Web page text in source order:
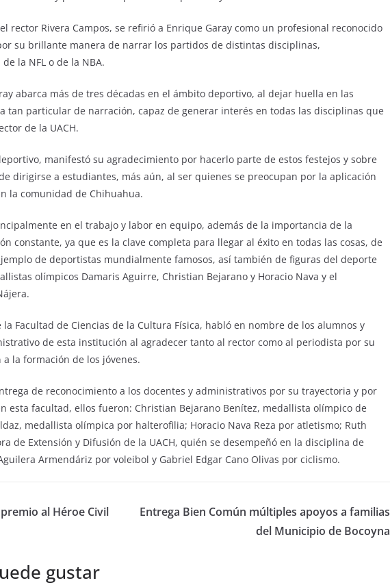
rector Rivera Campos, se refirió a Enrique Garay como un profesional reconocido
su brillante manera de narrar los partidos de distintas disciplinas,
la NFL o de la NBA.
abarca más de tres décadas en el ámbito deportivo, al dejar huella en las
tan particular de narración, capaz de generar interés en todas las disciplinas que
de la UACH.
manifestó su agradecimiento por hacerlo parte de estos festejos y sobre
dirigirse a estudiantes, más aún, al ser quienes se preocupan por la aplicación
la comunidad de Chihuahua.
en el trabajo y labor en equipo, además de la importancia de la
constante, ya que es la clave completa para llegar al éxito en todas las cosas, de
de deportistas mundialmente famosos, así también de figuras del deporte
olímpicos Damaris Aguirre, Christian Bejarano y Horacio Nava y el
Facultad de Ciencias de la Cultura Física, habló en nombre de los alumnos y
de esta institución al agradecer tanto al rector como al periodista por su
la formación de los jóvenes.
de reconocimiento a los docentes y administrativos por su trayectoria y por
esta facultad, ellos fueron: Christian Bejarano Benítez, medallista olímpico de
medallista olímpica por halterofilia; Horacio Nava Reza por atletismo; Ruth
de Extensión y Difusión de la UACH, quién se desempeñó en la disciplina de
Armendáriz por voleibol y Gabriel Edgar Cano Olivas por ciclismo.
al Héroe Civil
Entrega Bien Común múltiples apoyos a familias
del Municipio de Bocoyna
gustar